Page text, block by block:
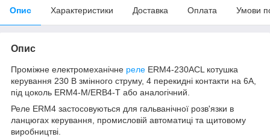
Опис Характеристики Доставка Оплата Умови
Опис
Проміжне електромеханічне реле ERM4-230ACL котушка
керування 230 В змінного струму, 4 перекидні контакти на 6A,
під цоколь ERM4-M/ERB4-T або аналогічний.
Реле ERM4 застосовуються для гальванічної розв'язки в
ланцюгах керування, промисловій автоматиці та щитовому
виробництві.